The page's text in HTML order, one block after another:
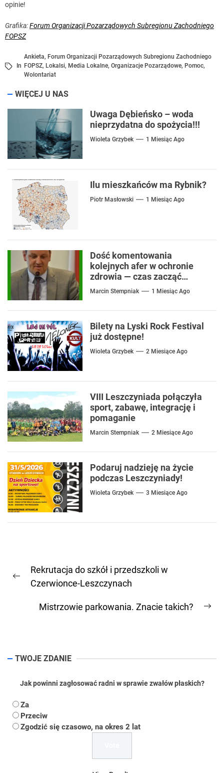
opinie!
Grafika:Forum Organizacji Pozarządowych Subregionu Zachodniego
FOPSZ
In
Ankieta, Forum Organizacji Pozarządowych Subregionu Zachodniego
FOPSZ, Lokalsi, Media Lokalne, Organizacje Pozarządowe, Pomoc,
Wolontariat
WIĘCEJ U NAS
Uwaga Dębieńsko – woda
nieprzydatna do spożycia!!!
Wioleta Grzybek 1 Miesiąc Ago
Ilu mieszkańców ma Rybnik?
Piotr Masłowski 1 Miesiąc Ago
Dość komentowania
kolejnych afer w ochronie
zdrowia — czas zacząć
mówić o rozwiązaniach
Marcin Stempniak 1 Miesiąc Ago
Bilety na Lyski Rock Festival
już dostępne!
Wioleta Grzybek 2 Miesiące Ago
VIII Leszczyniada połączyła
sport, zabawę, integrację i
pomaganie
Marcin Stempniak 2 Miesiące Ago
Podaruj nadzieję na życie
podczas Leszczyniady!
Wioleta Grzybek 3 Miesiące Ago
wpisu
Previous
Rekrutacja do szkół i przedszkoli w
Czerwionce-Leszczynach
Mistrzowie parkowania. Znacie takich?
TWOJE ZDANIE
Jak powinni zagłosować radni w sprawie zwałów płaskich?
Za
Przeciw
Zgodzić się czasowo, na okres 2 lat